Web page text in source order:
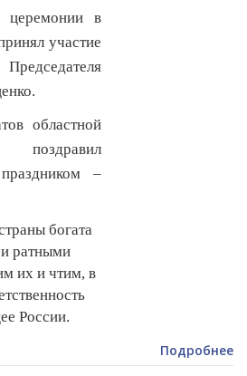
в
участие
областной
–
богата
ратными
их и чтим, в
России.
Подробнее